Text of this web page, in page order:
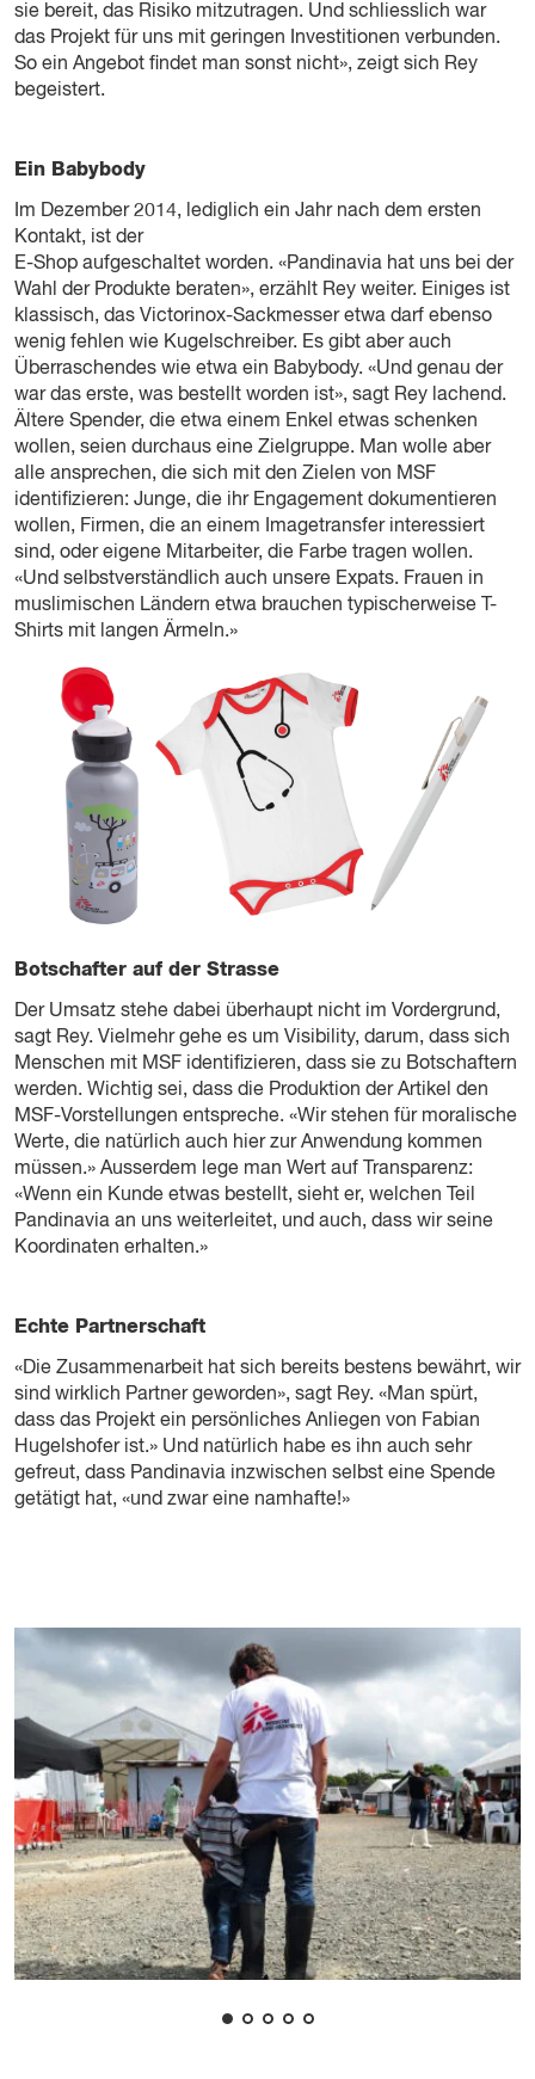
sie bereit, das Risiko mitzutragen. Und schliesslich war
das Projekt für uns mit geringen Investitionen verbunden.
So ein Angebot findet man sonst nicht», zeigt sich Rey
begeistert.
Ein Babybody
Im Dezember 2014, lediglich ein Jahr nach dem ersten
Kontakt, ist der
E-Shop aufgeschaltet worden. «Pandinavia hat uns bei der
Wahl der Produkte beraten», erzählt Rey weiter. Einiges ist
klassisch, das Victorinox-Sackmesser etwa darf ebenso
wenig fehlen wie Kugelschreiber. Es gibt aber auch
Überraschendes wie etwa ein Babybody. «Und genau der
war das erste, was bestellt worden ist», sagt Rey lachend.
Ältere Spender, die etwa einem Enkel etwas schenken
wollen, seien durchaus eine Zielgruppe. Man wolle aber
alle ansprechen, die sich mit den Zielen von MSF
identifizieren: Junge, die ihr Engagement dokumentieren
wollen, Firmen, die an einem Imagetransfer interessiert
sind, oder eigene Mitarbeiter, die Farbe tragen wollen.
«Und selbstverständlich auch unsere Expats. Frauen in
muslimischen Ländern etwa brauchen typischerweise T-
Shirts mit langen Ärmeln.»
Botschafter auf der Strasse
Der Umsatz stehe dabei überhaupt nicht im Vordergrund,
sagt Rey. Vielmehr gehe es um Visibility, darum, dass sich
Menschen mit MSF identifizieren, dass sie zu Botschaftern
werden. Wichtig sei, dass die Produktion der Artikel den
MSF-Vorstellungen entspreche. «Wir stehen für moralische
Werte, die natürlich auch hier zur Anwendung kommen
müssen.» Ausserdem lege man Wert auf Transparenz:
«Wenn ein Kunde etwas bestellt, sieht er, welchen Teil
Pandinavia an uns weiterleitet, und auch, dass wir seine
Koordinaten erhalten.»
Echte Partnerschaft
«Die Zusammenarbeit hat sich bereits bestens bewährt, wir
sind wirklich Partner geworden», sagt Rey. «Man spürt,
dass das Projekt ein persönliches Anliegen von Fabian
Hugelshofer ist.» Und natürlich habe es ihn auch sehr
gefreut, dass Pandinavia inzwischen selbst eine Spende
getätigt hat, «und zwar eine namhafte!»